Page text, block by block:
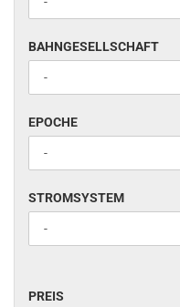
BAHNGESELLSCHAFT
BAHNGESELLSCHAFT
EPOCHE
EPOCHE
STROMSYSTEM
STROMSYSTEM
PREIS
PREIS